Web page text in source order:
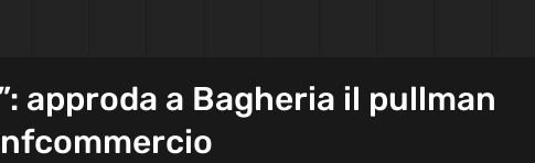
approda a Bagheria il pullman